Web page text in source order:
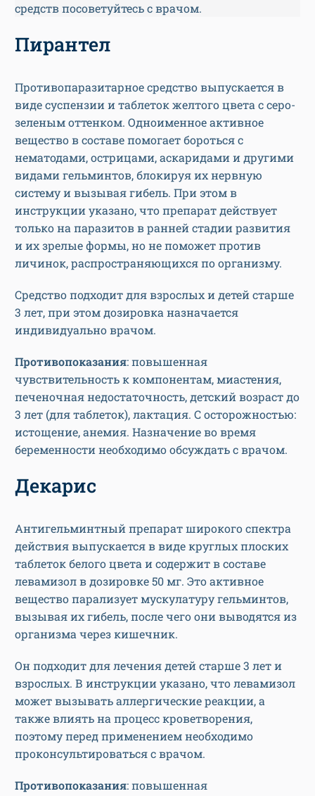
средств посоветуйтесь с врачом.
Пирантел
Противопаразитарное средство выпускается в
виде суспензии и таблеток желтого цвета с серо-
зеленым оттенком. Одноименное активное
вещество в составе помогает бороться с
нематодами, острицами, аскаридами и другими
видами гельминтов, блокируя их нервную
систему и вызывая гибель. При этом в
инструкции указано, что препарат действует
только на паразитов в ранней стадии развития
и их зрелые формы, но не поможет против
личинок, распространяющихся по организму.
Средство подходит для взрослых и детей старше
3 лет, при этом дозировка назначается
индивидуально врачом.
Противопоказания: повышенная
чувствительность к компонентам, миастения,
печеночная недостаточность, детский возраст до
3 лет (для таблеток), лактация. С осторожностью:
истощение, анемия. Назначение во время
беременности необходимо обсуждать с врачом.
Декарис
Антигельминтный препарат широкого спектра
действия выпускается в виде круглых плоских
таблеток белого цвета и содержит в составе
левамизол в дозировке 50 мг. Это активное
вещество парализует мускулатуру гельминтов,
вызывая их гибель, после чего они выводятся из
организма через кишечник.
Он подходит для лечения детей старше 3 лет и
взрослых. В инструкции указано, что левамизол
может вызывать аллергические реакции, а
также влиять на процесс кроветворения,
поэтому перед применением необходимо
проконсультироваться с врачом.
Противопоказания: повышенная